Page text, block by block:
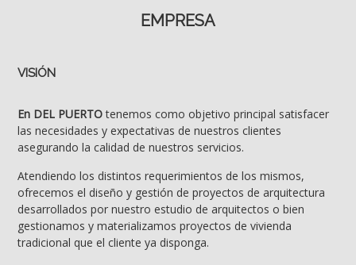
EMPRESA
VISIÓN
En DEL PUERTO tenemos como objetivo principal satisfacer
las necesidades y expectativas de nuestros clientes
asegurando la calidad de nuestros servicios.
Atendiendo los distintos requerimientos de los mismos,
ofrecemos el diseño y gestión de proyectos de arquitectura
desarrollados por nuestro estudio de arquitectos o bien
gestionamos y materializamos proyectos de vivienda
tradicional que el cliente ya disponga.